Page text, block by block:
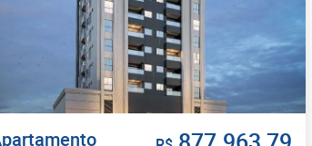
Apartamento